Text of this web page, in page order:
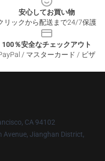
安心してお買い物
リックから配送まで24/7保護
100％安全なチェックアウト
/ マスターカード / ビザ
CA 94102
Avenue, Jianghan District,